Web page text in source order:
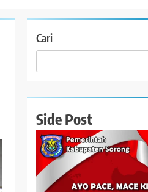
Cari
Side Post